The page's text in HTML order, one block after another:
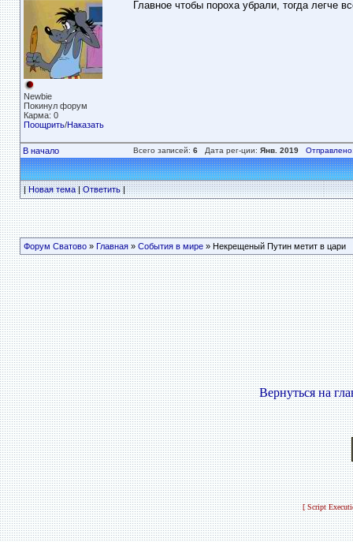
Newbie
Покинул форум
Карма: 0
Поощрить/Наказать
Главное чтобы пороха убрали, тогда легче
В начало Всего записей: 6Дата рег-ции: Янв. 2019
|Новая тема|Ответить|
Форум Сватово» Главная» События в мире» Некрещеный Путин метит в цари
Вернуться на
[ Script